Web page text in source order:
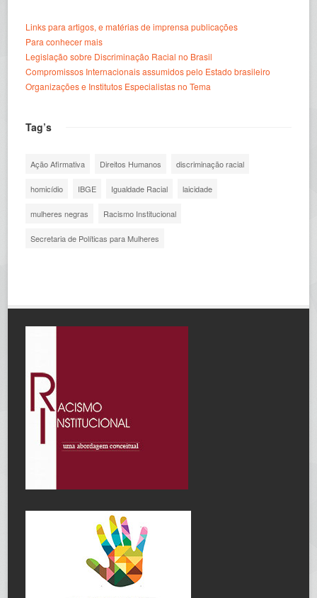
Links para artigos, e matérias de imprensa publicações
Para conhecer mais
Legislação sobre Discriminação Racial no Brasil
Compromissos Internacionais assumidos pelo Estado brasileiro
Organizações e Institutos Especialistas no Tema
Tag’s
Ação Afirmativa Direitos Humanos discriminação racial
homicídio IBGE Igualdade Racial laicidade
mulheres negras Racismo Institucional
Secretaria de Políticas para Mulheres